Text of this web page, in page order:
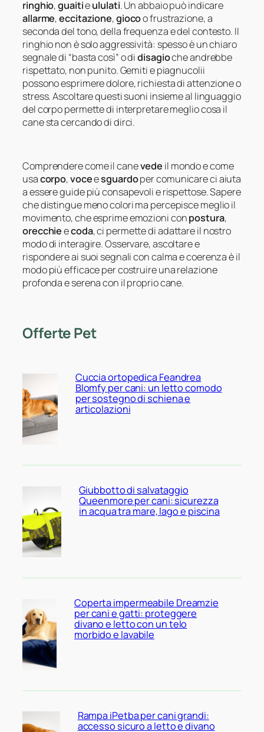
ringhio,guaitieululati. Un abbaio può indicare
allarme,eccitazione,giocoo frustrazione, a
seconda del tono, della frequenza e del contesto. Il
ringhio non è solo aggressività: spesso è un chiaro
segnale di “basta così” o didisagioche andrebbe
rispettato, non punito. Gemiti e piagnucolii
possono esprimere dolore, richiesta di attenzione o
stress. Ascoltare questi suoni insieme al linguaggio
del corpo permette di interpretare meglio cosa il
cane sta cercando di dirci.
Comprendere come il canevede il mondo e come
usacorpo,voceesguardoper comunicare ci aiuta
a essere guide più consapevoli e rispettose. Sapere
che distingue meno colori ma percepisce meglio il
movimento, che esprime emozioni conpostura,
orecchieecoda, ci permette di adattare il nostro
modo di interagire. Osservare, ascoltare e
rispondere ai suoi segnali con calma e coerenza è il
modo più efficace per costruire una relazione
profonda e serena con il proprio cane.
Offerte Pet
Cuccia ortopedica Feandrea
Blomfy per cani: un letto comodo
per sostegno di schiena e
articolazioni
Giubbotto di salvataggio
Queenmore per cani: sicurezza
in acqua tra mare, lago e piscina
Coperta impermeabile Dreamzie
per cani e gatti: proteggere
divano e letto con un telo
morbido e lavabile
Rampa iPetba per cani grandi:
accesso sicuro a letto e divano